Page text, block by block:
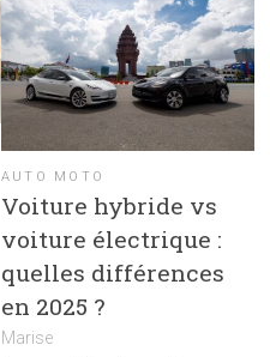
AUTO MOTO
Voiture hybride vs
voiture électrique :
quelles différences
en 2025 ?
Marise